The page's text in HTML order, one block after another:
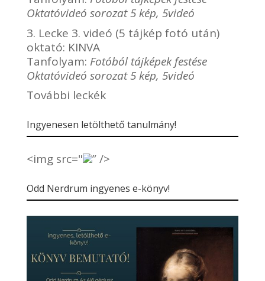
Oktatóvideó sorozat 5 kép, 5videó
3. Lecke 3. videó (5 tájkép fotó után)
oktató: KINVA
Tanfolyam: Fotóból tájképek festése
Oktatóvideó sorozat 5 kép, 5videó
További leckék
Ingyenesen letölthető tanulmány!
<img src=" ” />
Odd Nerdrum ingyenes e-könyv!